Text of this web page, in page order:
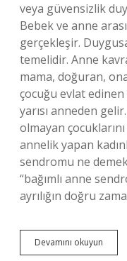
veya güvensizlik
Bebek ve anne
gerçekleşir.
temelidir. Anne
mama, doğuran,
çocuğu evlat edinen
yarısı anneden
olmayan
annelik yapan
sendromu ne
“bağımlı anne
ayrılığın doğru
Devamını okuyun
Anne